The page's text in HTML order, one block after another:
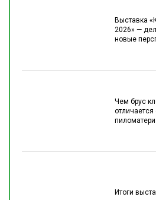
Выставка
2026» —
новые
Чем брус
отличается
Итоги